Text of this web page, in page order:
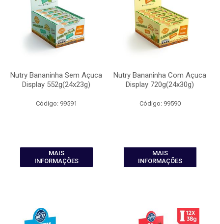
Nutry Bananinha Sem Açuca
Display 552g(24x23g)
Código: 99591
MAIS
INFORMAÇÕES
Nutry Bananinha Com Açuca
Display 720g(24x30g)
Código: 99590
MAIS
INFORMAÇÕES